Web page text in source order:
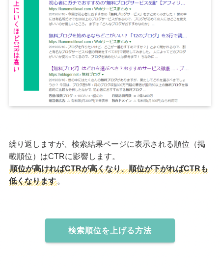
繰り返しますが、検索結果ページに表示される順位（掲
載順位）はCTRに影響します。
順位が高ければCTRが高くなり、順位が下がればCTRも
低くなります。
検索順位を上げる方法